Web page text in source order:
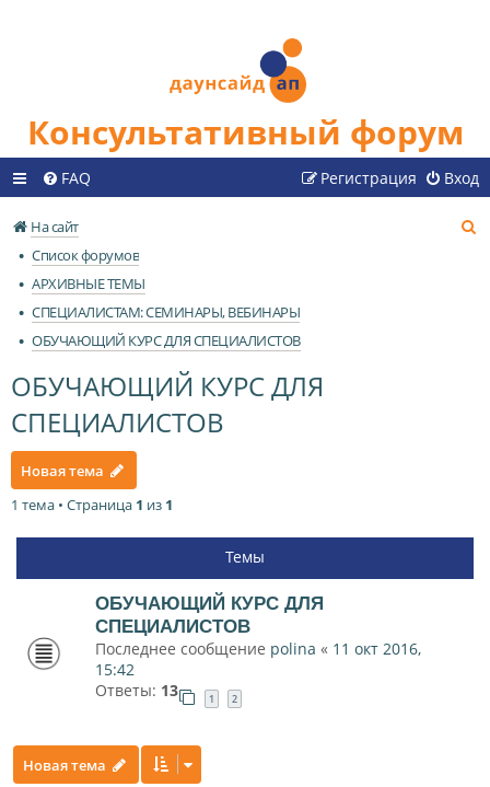
Консультативный форум
FAQ Вход
Регистрация
На сайт
Список форумов
АРХИВНЫЕ ТЕМЫ
СПЕЦИАЛИСТАМ: СЕМИНАРЫ, ВЕБИНАРЫ
ОБУЧАЮЩИЙ КУРС ДЛЯ СПЕЦИАЛИСТОВ
ОБУЧАЮЩИЙ КУРС ДЛЯ
СПЕЦИАЛИСТОВ
Новая тема
1 тема • Страница 1 из 1
Темы
ОБУЧАЮЩИЙ КУРС ДЛЯ
СПЕЦИАЛИСТОВ
Последнее сообщение polina « 11 окт 2016,
15:42
Ответы: 13 1 2
Новая тема